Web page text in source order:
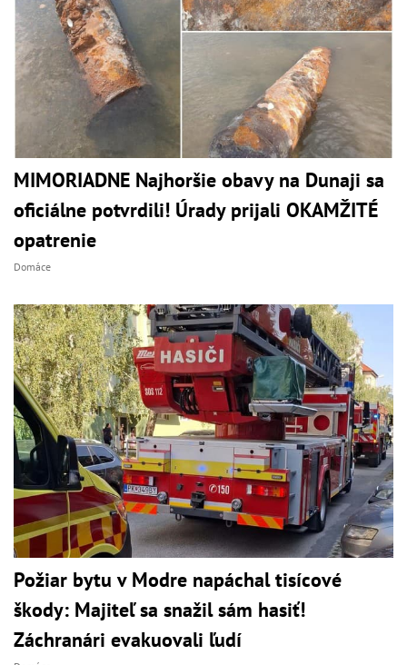
MIMORIADNE Najhoršie obavy na Dunaji sa
oficiálne potvrdili! Úrady prijali OKAMŽITÉ
opatrenie
Domáce
Požiar bytu v Modre napáchal tisícové
škody: Majiteľ sa snažil sám hasiť!
Záchranári evakuovali ľudí